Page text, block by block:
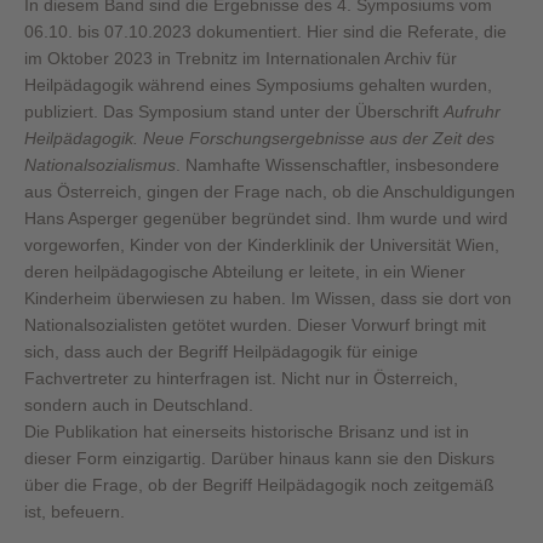
In diesem Band sind die Ergebnisse des 4. Symposiums vom
06.10. bis 07.10.2023 dokumentiert. Hier sind die Referate, die
im Oktober 2023 in Trebnitz im Internationalen Archiv für
Heilpädagogik während eines Symposiums gehalten wurden,
publiziert. Das Symposium stand unter der Überschrift Aufruhr
Heilpädagogik. Neue Forschungsergebnisse aus der Zeit des
Nationalsozialismus . Namhafte Wissenschaftler, insbesondere
aus Österreich, gingen der Frage nach, ob die Anschuldigungen
Hans Asperger gegenüber begründet sind. Ihm wurde und wird
vorgeworfen, Kinder von der Kinderklinik der Universität Wien,
deren heilpädagogische Abteilung er leitete, in ein Wiener
Kinderheim überwiesen zu haben. Im Wissen, dass sie dort von
Nationalsozialisten getötet wurden. Dieser Vorwurf bringt mit
sich, dass auch der Begriff Heilpädagogik für einige
Fachvertreter zu hinterfragen ist. Nicht nur in Österreich,
sondern auch in Deutschland.
Die Publikation hat einerseits historische Brisanz und ist in
dieser Form einzigartig. Darüber hinaus kann sie den Diskurs
über die Frage, ob der Begriff Heilpädagogik noch zeitgemäß
ist, befeuern.